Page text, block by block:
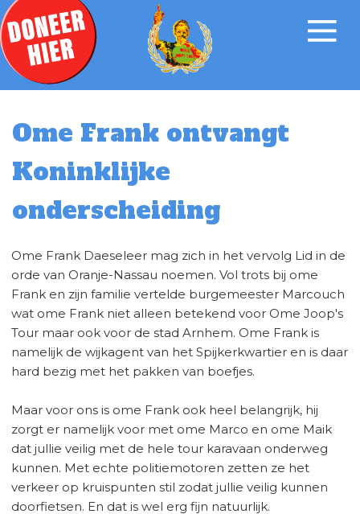
Ome Frank ontvangt
Koninklijke
onderscheiding
Ome Frank Daeseleer mag zich in het vervolg Lid in de
orde van Oranje-Nassau noemen. Vol trots bij ome
Frank en zijn familie vertelde burgemeester Marcouch
wat ome Frank niet alleen betekend voor Ome Joop's
Tour maar ook voor de stad Arnhem. Ome Frank is
namelijk de wijkagent van het Spijkerkwartier en is daar
hard bezig met het pakken van boefjes.
Maar voor ons is ome Frank ook heel belangrijk, hij
zorgt er namelijk voor met ome Marco en ome Maik
dat jullie veilig met de hele tour karavaan onderweg
kunnen. Met echte politiemotoren zetten ze het
verkeer op kruispunten stil zodat jullie veilig kunnen
doorfietsen. En dat is wel erg fijn natuurlijk.